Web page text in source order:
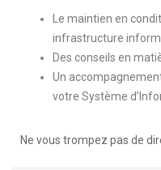
Le maintien en
infrastructure
Des conseils en
Un
votre Système
Ne vous trompez pas de